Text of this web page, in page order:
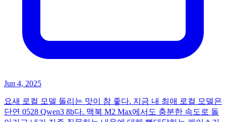
Jun 4, 2025
요새 로컬 모델 돌리는 맛이 참 좋다. 지금 내 최애 로컬 모델은
단연 0528 Qwen3 8b다. 맥북 M2 Max에서도 충분한 속도로 돌